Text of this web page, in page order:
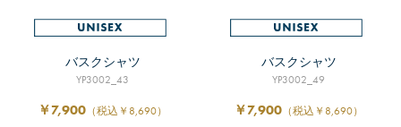
バスクシャツ
YP3002_43
￥7,900 （税込￥8,690）
バスクシャツ
YP3002_49
￥7,900 （税込￥8,690）